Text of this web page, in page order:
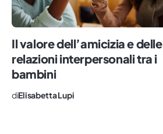
Il valore dell’amicizia e delle
relazioni interpersonali tra i
bambini
diElisabetta Lupi